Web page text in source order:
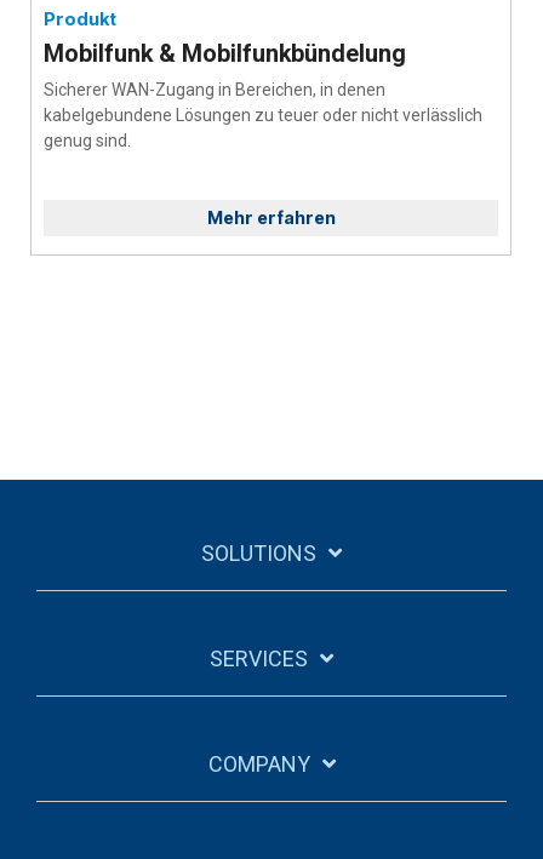
Produkt
Mobilfunk & Mobilfunkbündelung
Sicherer WAN-Zugang in Bereichen, in denen
kabelgebundene Lösungen zu teuer oder nicht verlässlich
genug sind.
Mehr erfahren
SOLUTIONS
SERVICES
COMPANY